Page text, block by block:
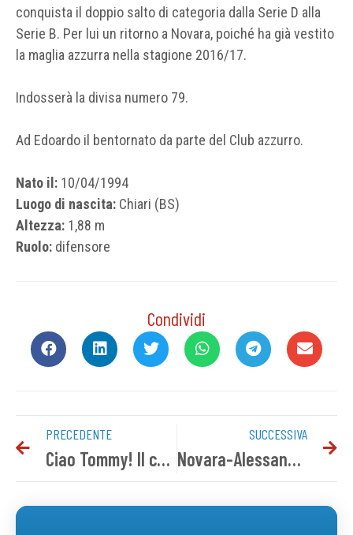
conquista il doppio salto di categoria dalla Serie D alla
Serie B. Per lui un ritorno a Novara, poiché ha già vestito
la maglia azzurra nella stagione 2016/17.
Indosserà la divisa numero 79.
Ad Edoardo il bentornato da parte del Club azzurro.
Nato il: 10/04/1994
Luogo di nascita: Chiari (BS)
Altezza: 1,88 m
Ruolo: difensore
Condividi
PRECEDENTE
Ciao Tommy! Il cordoglio del Novara FC
SUCCESSIVA
Novara-Alessandria, conferenza pre gara